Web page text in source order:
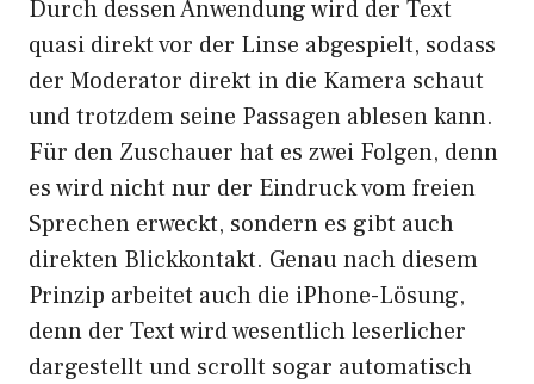
Durch dessen Anwendung wird der Text
quasi direkt vor der Linse abgespielt, sodass
der Moderator direkt in die Kamera schaut
und trotzdem seine Passagen ablesen kann.
Für den Zuschauer hat es zwei Folgen, denn
es wird nicht nur der Eindruck vom freien
Sprechen erweckt, sondern es gibt auch
direkten Blickkontakt. Genau nach diesem
Prinzip arbeitet auch die iPhone-Lösung,
denn der Text wird wesentlich leserlicher
dargestellt und scrollt sogar automatisch